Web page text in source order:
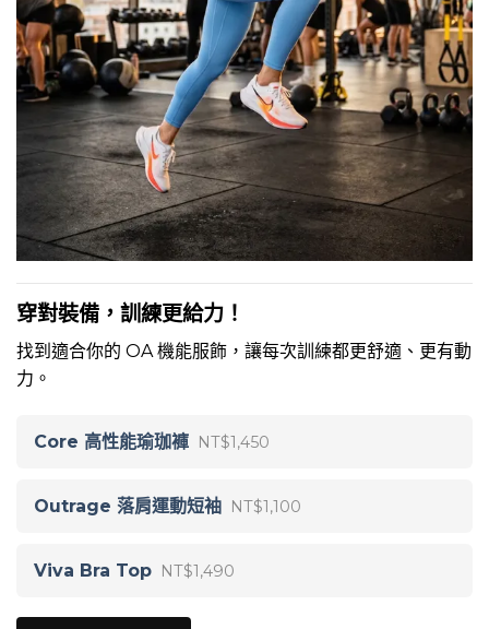
穿對裝備，訓練更給力！
找到適合你的 OA 機能服飾，讓每次訓練都更舒適、更有動
力。
Core 高性能瑜珈褲 NT$1,450
Outrage 落肩運動短袖 NT$1,100
Viva Bra Top NT$1,490